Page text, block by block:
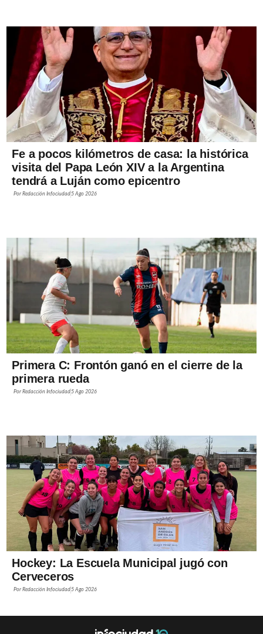
Fe a pocos kilómetros de casa: la histórica
visita del Papa León XIV a la Argentina
tendrá a Luján como epicentro
PorRedacción Infociudad5 Ago 2026
Primera C: Frontón ganó en el cierre de la
primera rueda
PorRedacción Infociudad5 Ago 2026
Hockey: La Escuela Municipal jugó con
Cerveceros
PorRedacción Infociudad5 Ago 2026